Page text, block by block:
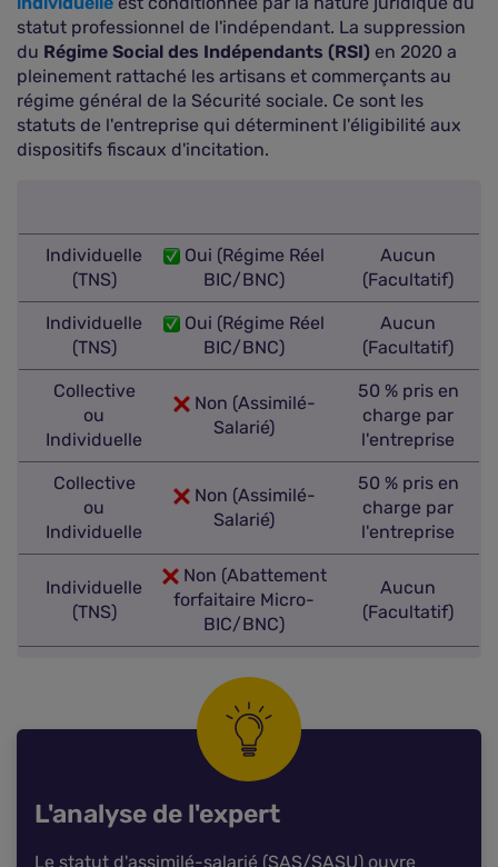
statut professionnel de l'indépendant. La suppression
du Régime Social des Indépendants (RSI) en 2020 a
pleinement rattaché les artisans et commerçants au
régime général de la Sécurité sociale. Ce sont les
statuts de l'entreprise qui déterminent l'éligibilité aux
dispositifs fiscaux d'incitation.
Individuelle
(TNS)
Oui (Régime Réel
BIC/BNC)
Aucun
(Facultatif)
Individuelle
(TNS)
Oui (Régime Réel
BIC/BNC)
Aucun
(Facultatif)
Collective
ou
Individuelle
Non (Assimilé-
Salarié)
50 % pris en
charge par
l'entreprise
Collective
ou
Individuelle
Non (Assimilé-
Salarié)
50 % pris en
charge par
l'entreprise
Individuelle
(TNS)
Non (Abattement
forfaitaire Micro-
BIC/BNC)
Aucun
(Facultatif)
L'analyse de l'expert
Le statut d'assimilé-salarié (SAS/SASU) ouvre